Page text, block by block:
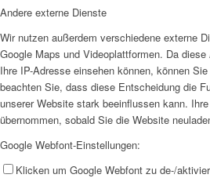
Andere externe Dienste
Wir nutzen außerdem verschiedene externe
Google Maps und Videoplattformen. Da
Ihre IP-Adresse einsehen können, können
beachten Sie, dass diese Entscheidung die
unserer Website stark beeinflussen kann.
übernommen, sobald Sie die Website
Google Webfont-Einstellungen:
Klicken um Google Webfont zu de-/